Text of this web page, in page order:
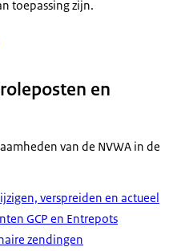
toepassing zijn.
en
van de NVWA in de
verspreiden en actueel
GCP en Entrepots
zendingen